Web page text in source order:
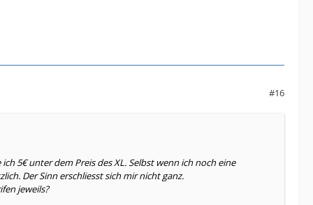
#16
5€ unter dem Preis des XL. Selbst wenn ich noch eine
Der Sinn erschliesst sich mir nicht ganz.
jeweils?